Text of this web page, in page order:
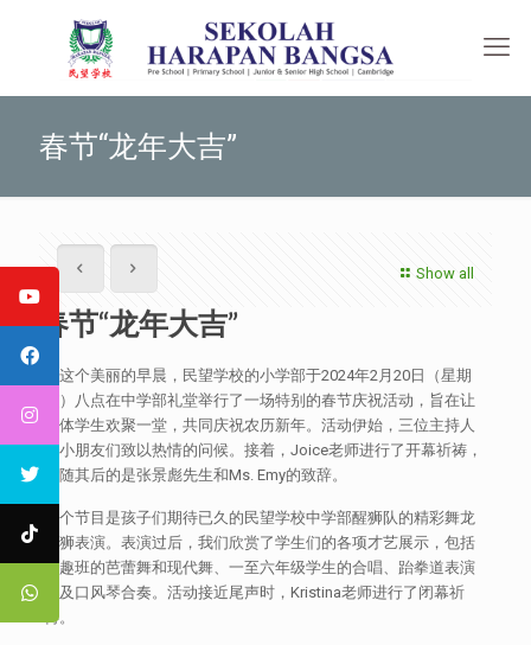
春节“龙年大吉”
Show all
春节“龙年大吉”
在这个美丽的早晨，民望学校的小学部于2024年2月20日（星期
二）八点在中学部礼堂举行了一场特别的春节庆祝活动，旨在让
全体学生欢聚一堂，共同庆祝农历新年。活动伊始，三位主持人
向小朋友们致以热情的问候。接着，Joice老师进行了开幕祈祷，
紧随其后的是张景彪先生和Ms. Emy的致辞。
首个节目是孩子们期待已久的民望学校中学部醒狮队的精彩舞龙
舞狮表演。表演过后，我们欣赏了学生们的各项才艺展示，包括
兴趣班的芭蕾舞和现代舞、一至六年级学生的合唱、跆拳道表演
以及口风琴合奏。活动接近尾声时，Kristina老师进行了闭幕祈
祷。